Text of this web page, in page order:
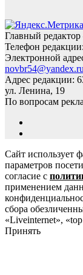
Главный
Телефон редакции:
Электронной
novbr54@yandex.ru
Адрес редакции:
ул. Ленина, 19
По вопросам
Сайт использует
параметров
согласие с
применением
сбора
«Liveinternet»,
Принять